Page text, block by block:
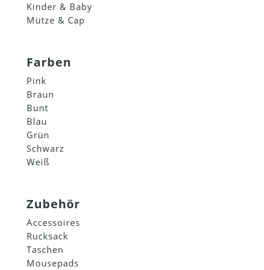
Kinder & Baby
Mütze & Cap
Farben
Pink
Braun
Bunt
Blau
Grün
Schwarz
Weiß
Zubehör
Accessoires
Rucksack
Taschen
Mousepads